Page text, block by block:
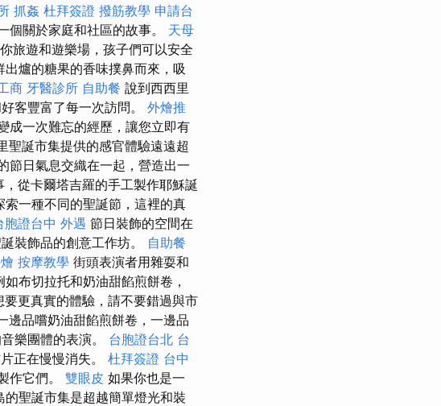
抓姦 杜拜簽證 撥筋教學 申請台
個關於家庭和社區的故事。 天母
旅遊和遊樂場，孩子們可以安全
爐的糖果的香味撲鼻而來，吸
商 牙醫診所 自助餐 說到西西里
客豐富了每一次訪問。 外燴推
成一次難忘的經歷，讓您立即有
聖誕市集提供的感官體驗遠遠超
節日氣息交織在一起，營造出一
從卡爾塔吉羅的手工製作耶穌誕
一種不同的聖誕節，這裡的真
胞證台中 外遇 節日裝飾的空間在
裝飾品的創意工作坊。 自助餐
按摩教學 街頭表演者用雜耍和
布切拉托和奶油甜餡煎餅卷，
要更真實的體驗，請不要錯過與市
邊品嚐奶油甜餡煎餅卷，一邊品
樂團體的表演。 台胞證台北 台
正在慢慢消失。 杜拜簽證 台中
作它們。 雙眼皮 如果你也是一
聖誕市集是超越簡單燈光和裝